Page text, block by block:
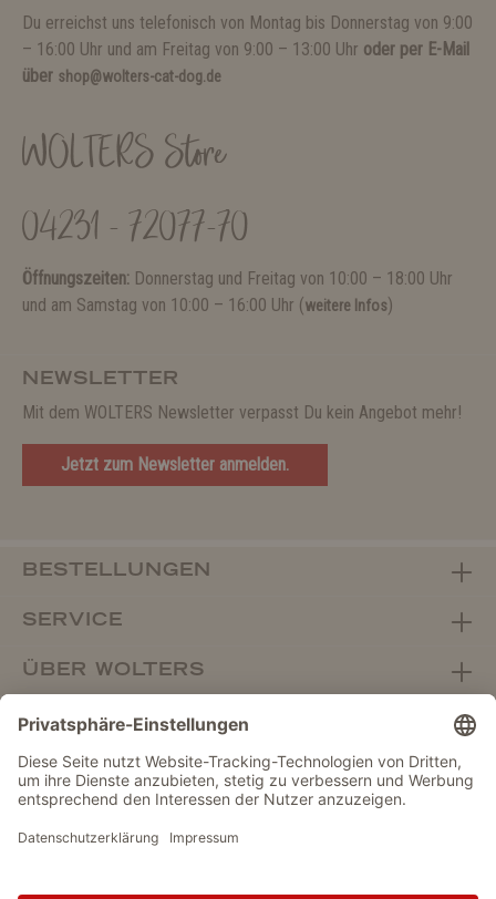
Du erreichst uns telefonisch von Montag bis Donnerstag von 9:00
– 16:00 Uhr und am Freitag von 9:00 – 13:00 Uhr oder per E-Mail
über shop@wolters-cat-dog.de
WOLTERS Store
04231 - 72077-70
Öffnungszeiten: Donnerstag und Freitag von 10:00 – 18:00 Uhr
und am Samstag von 10:00 – 16:00 Uhr (weitere Infos)
NEWSLETTER
Mit dem WOLTERS Newsletter verpasst Du kein Angebot mehr!
Jetzt zum Newsletter anmelden.
BESTELLUNGEN
SERVICE
ÜBER WOLTERS
FACHHANDEL
Vertrag widerrufen